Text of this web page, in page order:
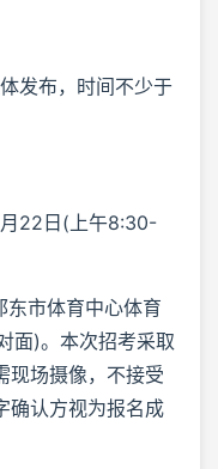
发布，时间不少于
22日(上午8:30-
东市体育中心体育
面)。本次招考采取
现场摄像，不接受
确认方视为报名成